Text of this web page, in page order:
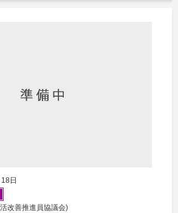
日
改善推進員協議会)